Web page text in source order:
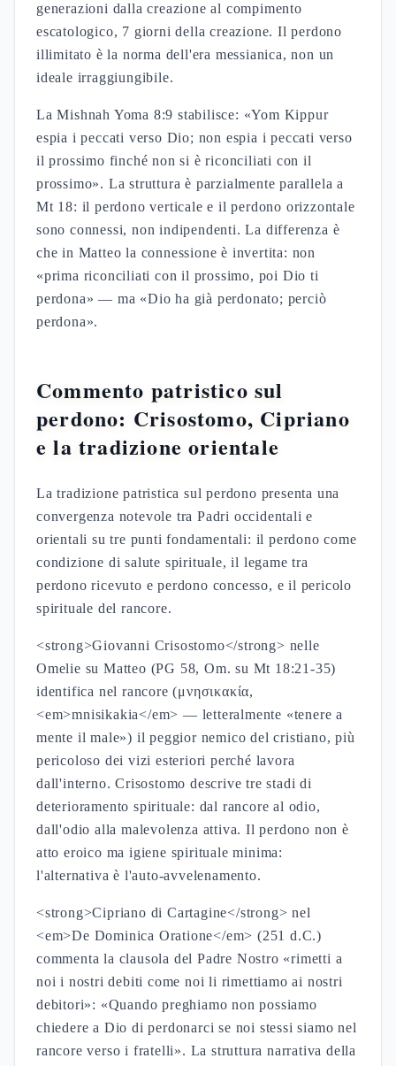
generazioni dalla creazione al compimento
escatologico, 7 giorni della creazione. Il perdono
illimitato è la norma dell'era messianica, non un
ideale irraggiungibile.
La Mishnah Yoma 8:9 stabilisce: «Yom Kippur
espia i peccati verso Dio; non espia i peccati verso
il prossimo finché non si è riconciliati con il
prossimo». La struttura è parzialmente parallela a
Mt 18: il perdono verticale e il perdono orizzontale
sono connessi, non indipendenti. La differenza è
che in Matteo la connessione è invertita: non
«prima riconciliati con il prossimo, poi Dio ti
perdona» — ma «Dio ha già perdonato; perciò
perdona».
Commento patristico sul
perdono: Crisostomo, Cipriano
e la tradizione orientale
La tradizione patristica sul perdono presenta una
convergenza notevole tra Padri occidentali e
orientali su tre punti fondamentali: il perdono come
condizione di salute spirituale, il legame tra
perdono ricevuto e perdono concesso, e il pericolo
spirituale del rancore.
<strong>Giovanni Crisostomo</strong> nelle
Omelie su Matteo (PG 58, Om. su Mt 18:21-35)
identifica nel rancore (μνησικακία,
<em>mnisikakia</em> — letteralmente «tenere a
mente il male») il peggior nemico del cristiano, più
pericoloso dei vizi esteriori perché lavora
dall'interno. Crisostomo descrive tre stadi di
deterioramento spirituale: dal rancore al odio,
dall'odio alla malevolenza attiva. Il perdono non è
atto eroico ma igiene spirituale minima:
l'alternativa è l'auto-avvelenamento.
<strong>Cipriano di Cartagine</strong> nel
<em>De Dominica Oratione</em> (251 d.C.)
commenta la clausola del Padre Nostro «rimetti a
noi i nostri debiti come noi li rimettiamo ai nostri
debitori»: «Quando preghiamo non possiamo
chiedere a Dio di perdonarci se noi stessi siamo nel
rancore verso i fratelli». La struttura narrativa della